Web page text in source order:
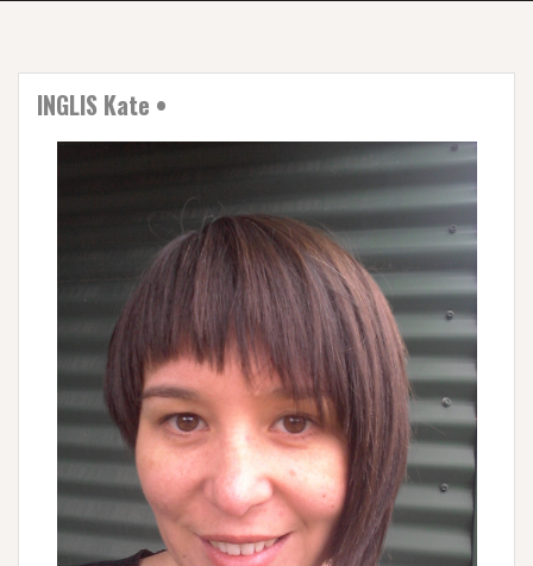
INGLIS Kate •